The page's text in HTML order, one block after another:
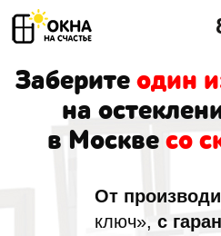
Заберитеодин
на
в Москвесо
От
ключ», с